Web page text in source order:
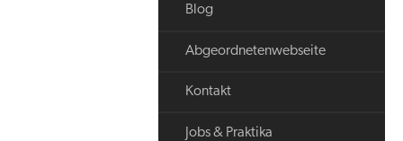
Blog
Abgeordnetenwebseite
Kontakt
Jobs & Praktika